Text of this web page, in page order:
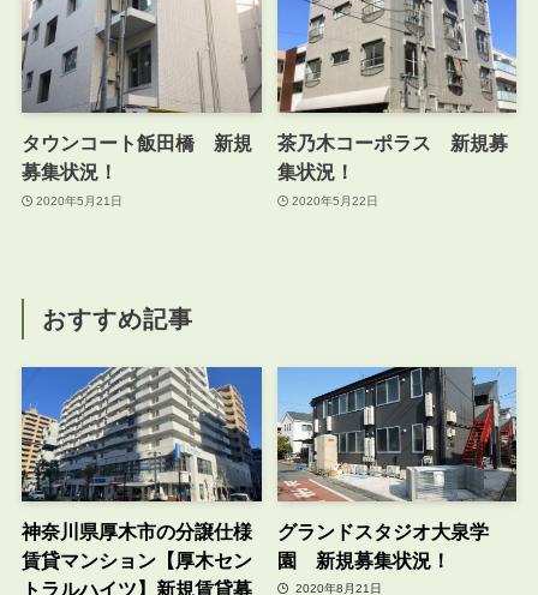
タウンコート飯田橋 新規
募集状況！
2020年5月21日
茶乃木コーポラス 新規募
集状況！
2020年5月22日
おすすめ記事
神奈川県厚木市の分譲仕様
賃貸マンション【厚木セン
トラルハイツ】新規賃貸募
グランドスタジオ大泉学
園 新規募集状況！
2020年8月21日